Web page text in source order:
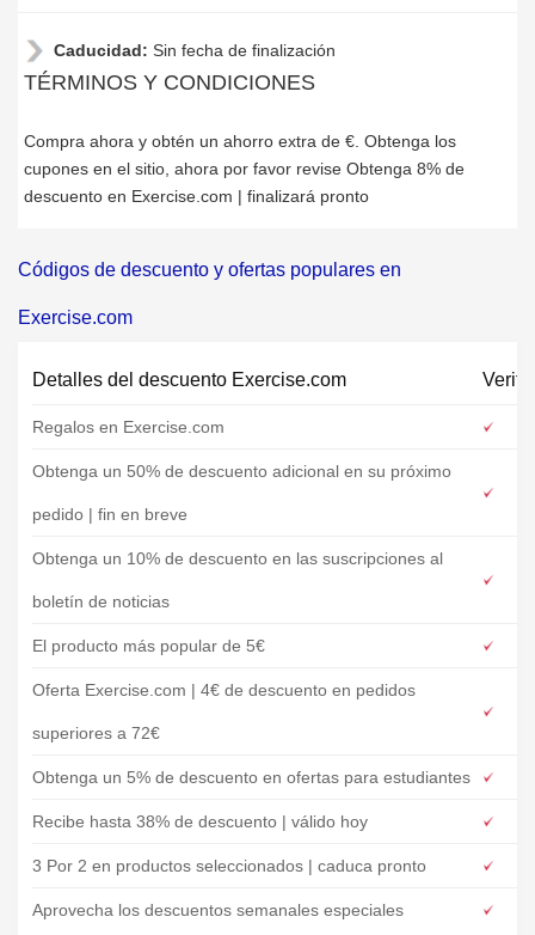
Caducidad: Sin fecha de finalización
TÉRMINOS Y CONDICIONES
Compra ahora y obtén un ahorro extra de €. Obtenga los
cupones en el sitio, ahora por favor revise Obtenga 8% de
descuento en Exercise.com | finalizará pronto
Códigos de descuento y ofertas populares en
Exercise.com
Detalles del descuento Exercise.com
Regalos en Exercise.com
Obtenga un 50% de descuento adicional en su próximo
pedido | fin en breve
Obtenga un 10% de descuento en las suscripciones al
boletín de noticias
El producto más popular de 5€
Oferta Exercise.com | 4€ de descuento en pedidos
superiores a 72€
Obtenga un 5% de descuento en ofertas para estudiantes
Recibe hasta 38% de descuento | válido hoy
3 Por 2 en productos seleccionados | caduca pronto
Aprovecha los descuentos semanales especiales